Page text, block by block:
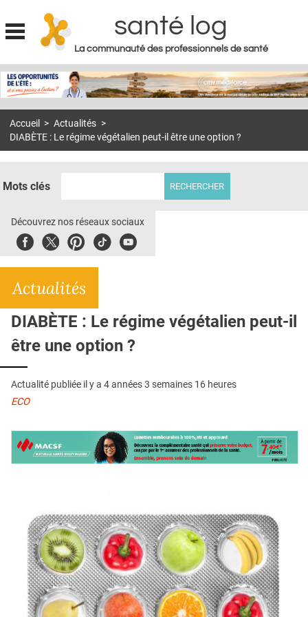
Jump to navigation
santé log
La communauté des professionnels de santé
MON COMPTE
S'ABONNER À LA REVUE SOIN À DOMICILE
DOSSIERS
E-REVUE SAD
L'APP
QUI SOMMES-NOUS ?
PUBLICITÉ
CONDITIONS GÉNÉRALES
CONTACT
Accueil > Actualités >
DIABÈTE : Le régime végétalien peut-il être une option ?
Mots clés
Découvrez nos réseaux sociaux
FacebookTwitterPinterest
TiktokYoubute
Actualités
DIABÈTE : Le régime végétalien peut-il
être une option ?
Actualité publiée il y a 4 années 3 semaines 16 heures
ECO